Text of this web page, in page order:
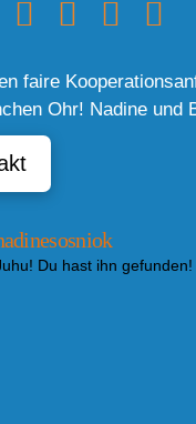
faire
Ohr! Nadine und
Du hast ihn